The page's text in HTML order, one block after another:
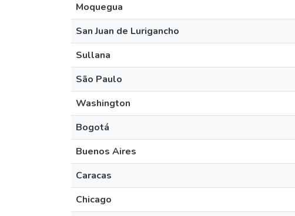
Moquegua
San Juan de Lurigancho
Sullana
São Paulo
Washington
Bogotá
Buenos Aires
Caracas
Chicago